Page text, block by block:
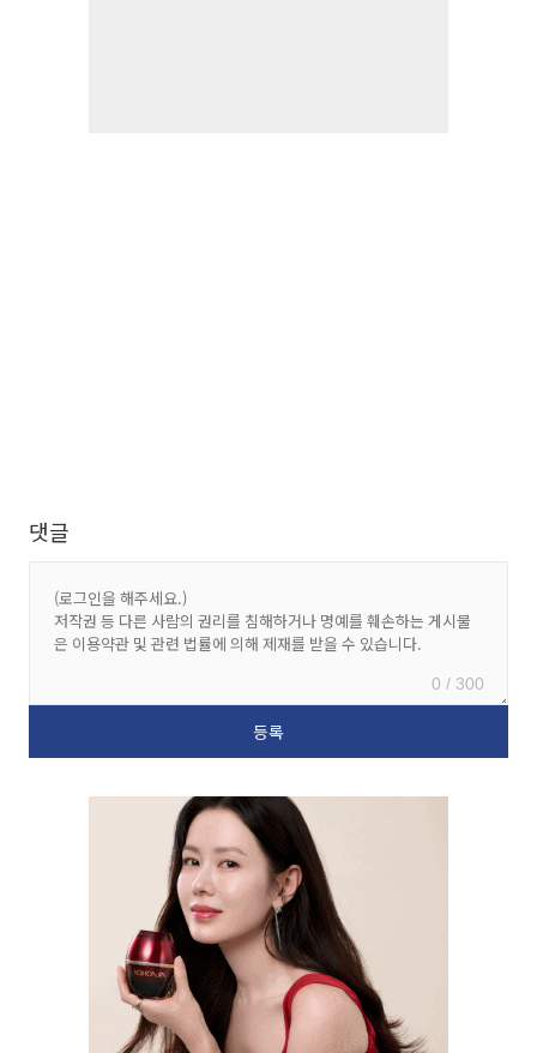
댓글
0 / 300